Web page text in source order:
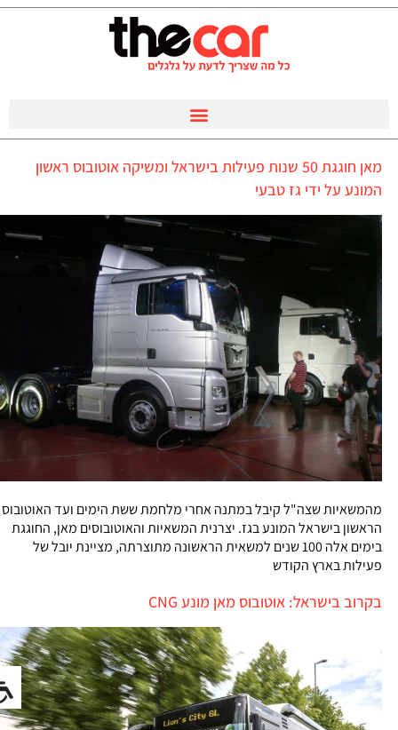
מאן חוגגת 50 שנות פעילות בישראל ומשיקה אוטובוס ראשון
המונע על ידי גז טבעי
מהמשאיות שצה"ל קיבל במתנה אחרי מלחמת ששת הימים ועד האוטובוס
הראשון בישראל המונע בגז. יצרנית המשאיות והאוטובוסים מאן, החוגגת
בימים אלה 100 שנים למשאית הראשונה מתוצרתה, מציינת יובל של
פעילות בארץ הקודש
בקרוב בישראל: אוטובוס מאן מונע CNG